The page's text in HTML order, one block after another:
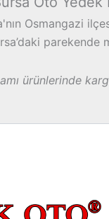
Osmangazi
ürünlerinde